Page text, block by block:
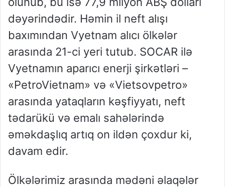
dəyərindədir. Həmin il neft alışı
baxımından Vyetnam alıcı ölkələr
arasında 21-ci yeri tutub. SOCAR ilə
Vyetnamın aparıcı enerji şirkətləri –
«PetroVietnam» və «Vietsovpetro»
arasında yataqların kəşfiyyatı, neft
tədarükü və emalı sahələrində
əməkdaşlıq artıq on ildən çoxdur ki,
davam edir.
Ölkələrimiz arasında mədəni əlaqələr